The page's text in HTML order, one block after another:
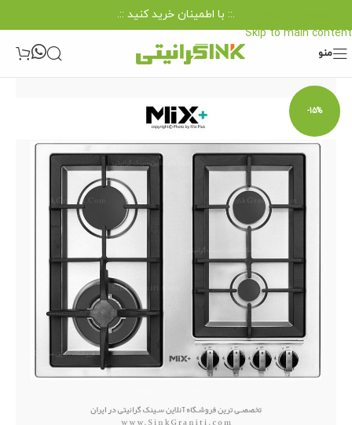
Skip to main content
.:: با اطمینان خرید کنید ::.
منو
-15%